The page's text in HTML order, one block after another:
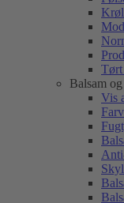
Tørt
Balsam
Vis